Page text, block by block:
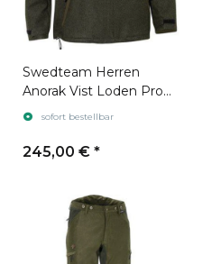
Swedteam Herren
Anorak Vist Loden Pro
Dark Olive
sofort bestellbar
245,00 € *